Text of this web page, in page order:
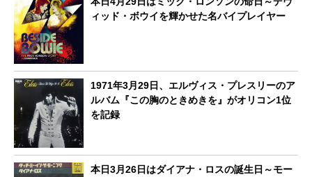
ィッド・ボウイを輝かせた名バイプレイヤー
1971年3月29日、エルヴィス・プレスリーのア
ルバム『この胸のときめきを』がオリコン1位
を記録
本日3月26日はダイアナ・ロスの誕生日～モー